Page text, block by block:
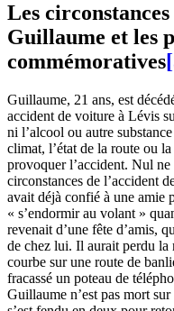
Les
Guillaume et les
commémoratives
Guillaume, 21 ans, est
accident de voiture à Lévis
ni l’alcool ou autre
climat, l’état de la route ou
provoquer l’accident. Nul
circonstances de l’accident
avait déjà confié à une amie
« s’endormir au volant »
revenait d’une fête d’amis,
de chez lui. Il aurait perdu la
courbe sur une route de
fracassé un poteau de
Guillaume n’est pas mort